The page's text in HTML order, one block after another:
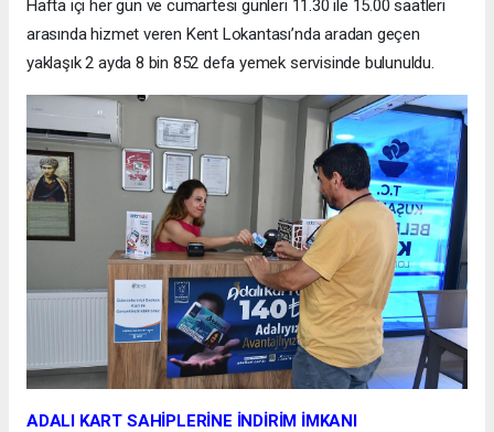
Hafta içi her gün ve cumartesi günleri 11.30 ile 15.00 saatleri
arasında hizmet veren Kent Lokantası’nda aradan geçen
yaklaşık 2 ayda 8 bin 852 defa yemek servisinde bulunuldu.
ADALI KART SAHİPLERİNE İNDİRİM İMKANI